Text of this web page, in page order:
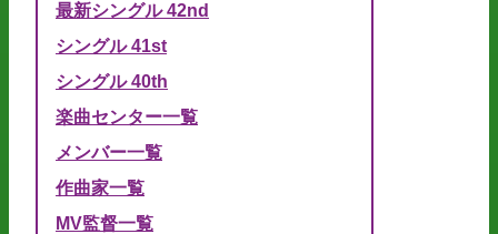
最新シングル 42nd
シングル 41st
シングル 40th
楽曲センター一覧
メンバー一覧
作曲家一覧
MV監督一覧